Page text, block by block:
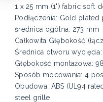
1 x 25 mm (1") fabric soft
Podłączenia: Gold plated
średnica ogólna: 273 mm
Całkowita Głębokość
Średnica otworu
Głębokość montażowa:
Sposób mocowania: 4
Obudowa: ABS (UL94
steel grille